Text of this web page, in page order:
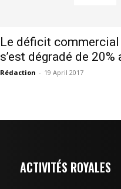
À propos
Nous
Le déficit
s’est dégradé de 20%
Rédaction - 19 April 2017
ACTIVITÉS ROYALES